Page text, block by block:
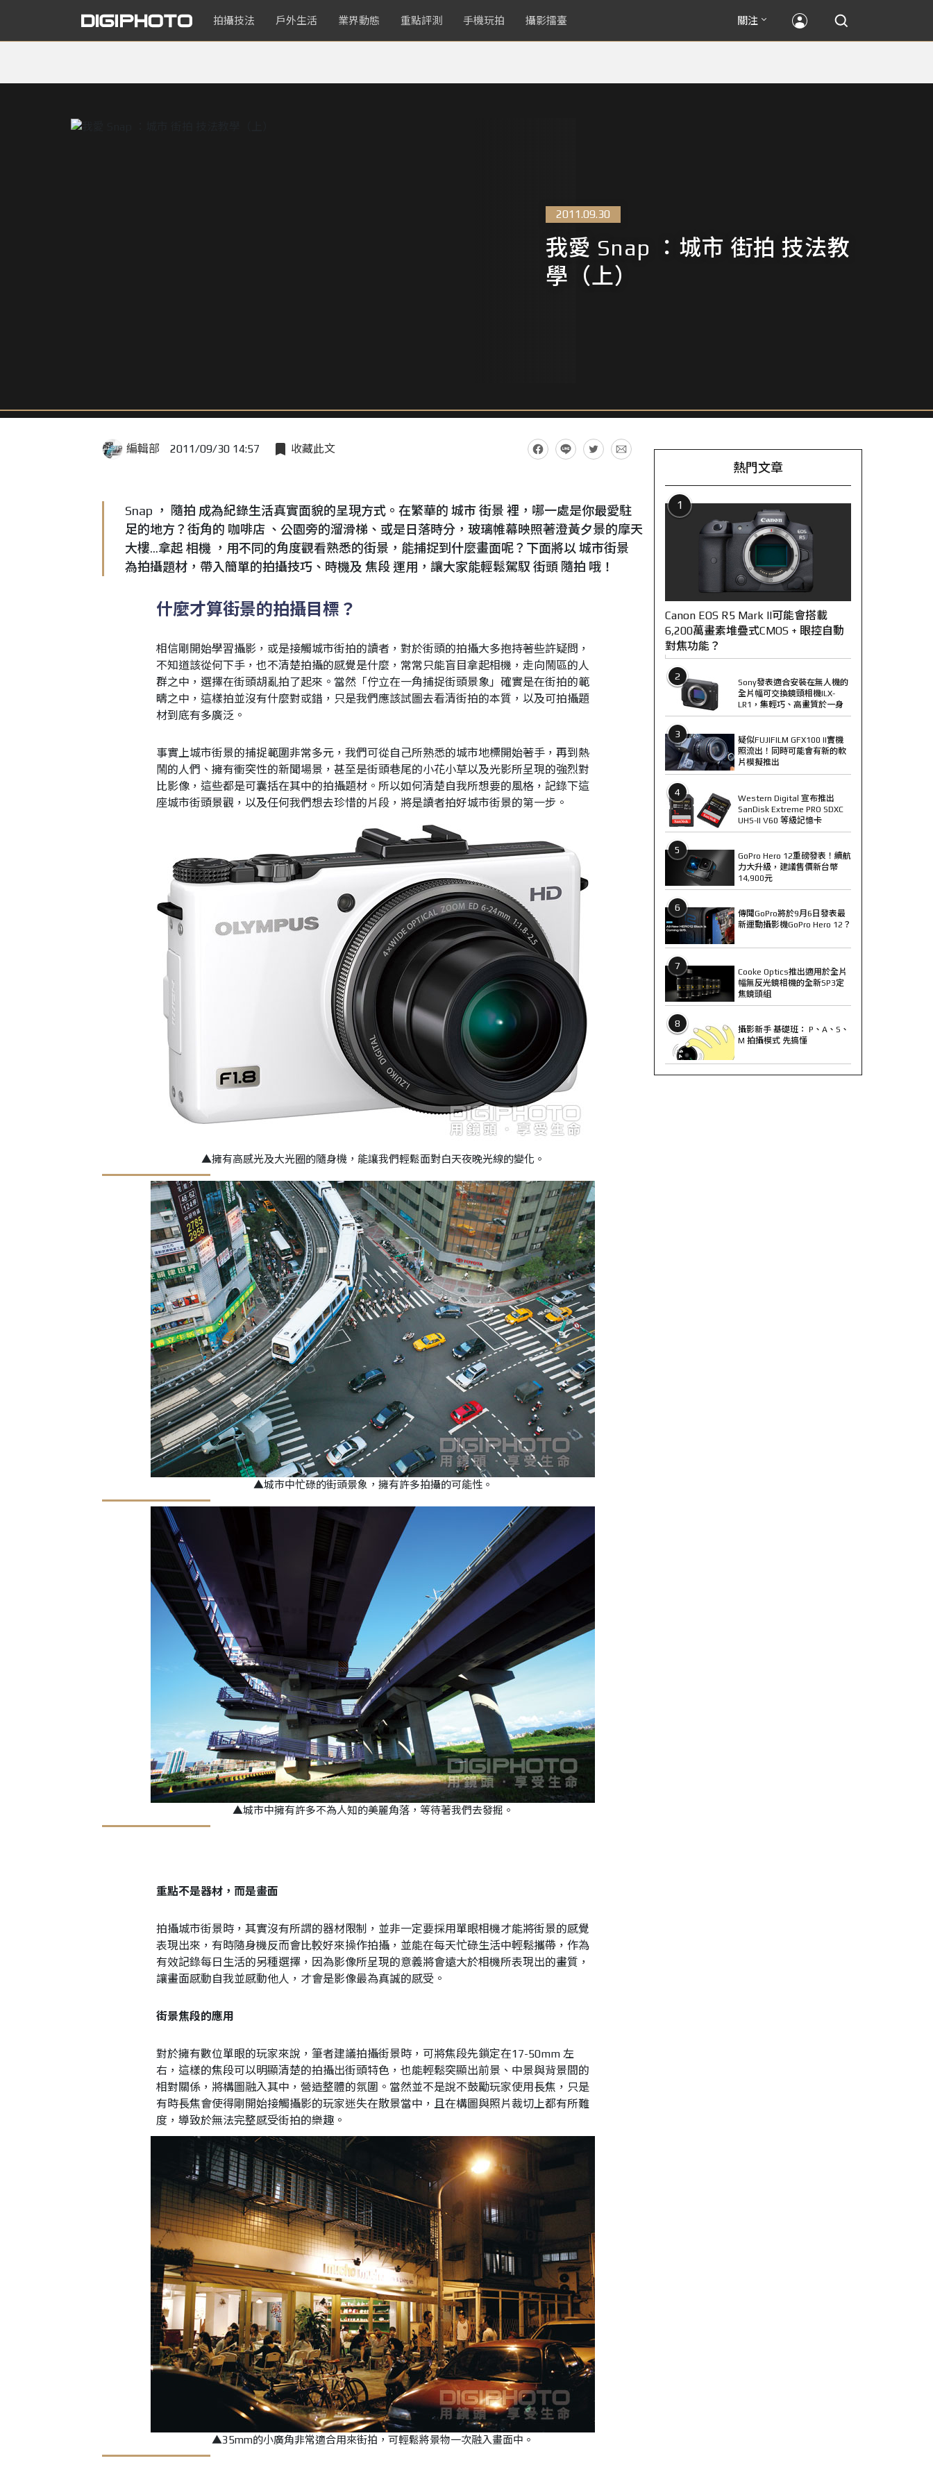
拍攝技法 戶外生活 業界動態 重點評測 手機玩拍 攝影擂臺 關注
2011.09.30
我愛 Snap ：城市 街拍 技法教
學（上）
編輯部 2011/09/30 14:57 收藏此文
Snap ， 隨拍 成為紀錄生活真實面貌的呈現方式。在繁華的 城市 街景 裡，哪一處是你最愛駐
足的地方？街角的 咖啡店 、公園旁的溜滑梯、或是日落時分，玻璃帷幕映照著澄黃夕景的摩天
大樓...拿起 相機 ，用不同的角度觀看熟悉的街景，能捕捉到什麼畫面呢？下面將以 城市街景
為拍攝題材，帶入簡單的拍攝技巧、時機及 焦段 運用，讓大家能輕鬆駕馭 街頭 隨拍 哦！
什麼才算街景的拍攝目標？
相信剛開始學習攝影，或是接觸城市街拍的讀者，對於街頭的拍攝大多抱持著些許疑問，
不知道該從何下手，也不清楚拍攝的感覺是什麼，常常只能盲目拿起相機，走向鬧區的人
群之中，選擇在街頭胡亂拍了起來。當然「佇立在一角捕捉街頭景象」確實是在街拍的範
疇之中，這樣拍並沒有什麼對或錯，只是我們應該試圖去看清街拍的本質，以及可拍攝題
材到底有多廣泛。
事實上城市街景的捕捉範圍非常多元，我們可從自己所熟悉的城市地標開始著手，再到熱
鬧的人們、擁有衝突性的新聞場景，甚至是街頭巷尾的小花小草以及光影所呈現的強烈對
比影像，這些都是可囊括在其中的拍攝題材。所以如何清楚自我所想要的風格，記錄下這
座城市街頭景觀，以及任何我們想去珍惜的片段，將是讀者拍好城市街景的第一步。
▲擁有高感光及大光圈的隨身機，能讓我們輕鬆面對白天夜晚光線的變化。
▲城市中忙碌的街頭景象，擁有許多拍攝的可能性。
▲城市中擁有許多不為人知的美麗角落，等待著我們去發掘。
重點不是器材，而是畫面
拍攝城市街景時，其實沒有所謂的器材限制，並非一定要採用單眼相機才能將街景的感覺
表現出來，有時隨身機反而會比較好來操作拍攝，並能在每天忙碌生活中輕鬆攜帶，作為
有效記錄每日生活的另種選擇，因為影像所呈現的意義將會遠大於相機所表現出的畫質，
讓畫面感動自我並感動他人，才會是影像最為真誠的感受。
街景焦段的應用
對於擁有數位單眼的玩家來說，筆者建議拍攝街景時，可將焦段先鎖定在17-50mm 左
右，這樣的焦段可以明顯清楚的拍攝出街頭特色，也能輕鬆突顯出前景、中景與背景間的
相對關係，將構圖融入其中，營造整體的氛圍。當然並不是說不鼓勵玩家使用長焦，只是
有時長焦會使得剛開始接觸攝影的玩家迷失在散景當中，且在構圖與照片裁切上都有所難
度，導致於無法完整感受街拍的樂趣。
▲35mm的小廣角非常適合用來街拍，可輕鬆將景物一次融入畫面中。
熱門文章
1
Canon EOS R5 Mark II可能會搭載
6,200萬畫素堆疊式CMOS + 眼控自動
對焦功能？
2
Sony發表適合安裝在無人機的
全片幅可交換鏡頭相機ILX-
LR1，集輕巧、高畫質於一身
3
疑似FUJIFILM GFX100 II實機
照流出！同時可能會有新的軟
片模擬推出
4
Western Digital 宣布推出
SanDisk Extreme PRO SDXC
UHS-II V60 等級記憶卡
5
GoPro Hero 12重磅發表！續航
力大升級，建議售價新台幣
14,900元
6
傳聞GoPro將於9月6日發表最
新運動攝影機GoPro Hero 12？
7
Cooke Optics推出適用於全片
幅無反光鏡相機的全新SP3定
焦鏡頭組
8
攝影新手 基礎班： P、A、S、
M 拍攝模式 先搞懂